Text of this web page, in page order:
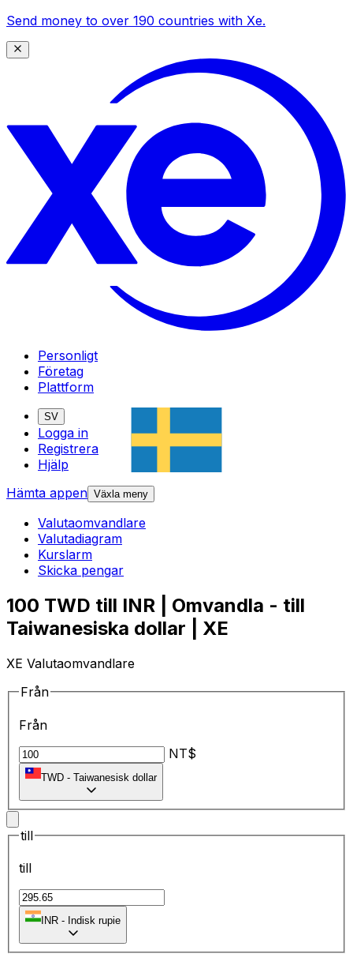
Send money to over 190 countries with Xe.
Personligt
Företag
Plattform
SV
Logga in
Registrera
Hjälp
Hämta appen Växla meny
Valutaomvandlare
Valutadiagram
Kurslarm
Skicka pengar
100 TWD till INR | Omvandla - till
Taiwanesiska dollar | XE
XE Valutaomvandlare
Från
Från
NT$
TWD - Taiwanesisk dollar
till
till
INR - Indisk rupie